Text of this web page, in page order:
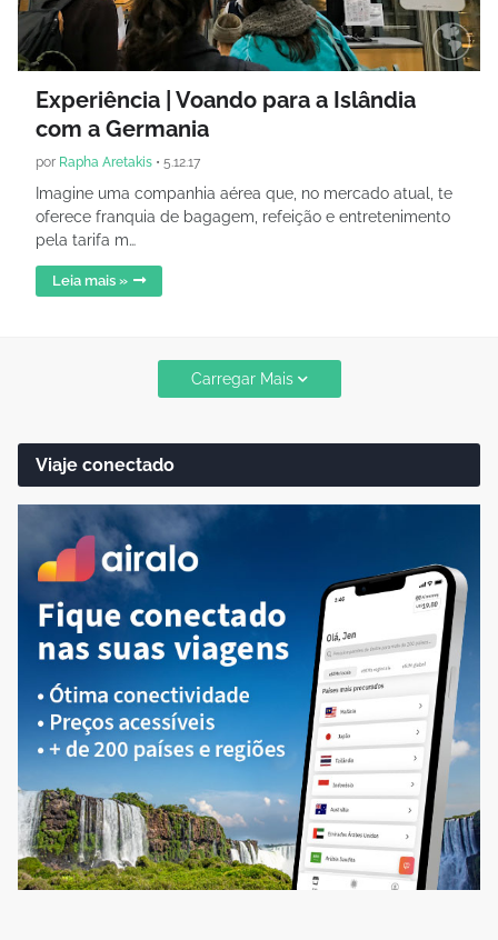
Experiência | Voando para a Islândia
com a Germania
por Rapha Aretakis • 5.12.17
Imagine uma companhia aérea que, no mercado atual, te
oferece franquia de bagagem, refeição e entretenimento
pela tarifa m…
Leia mais »
Carregar Mais
Viaje conectado